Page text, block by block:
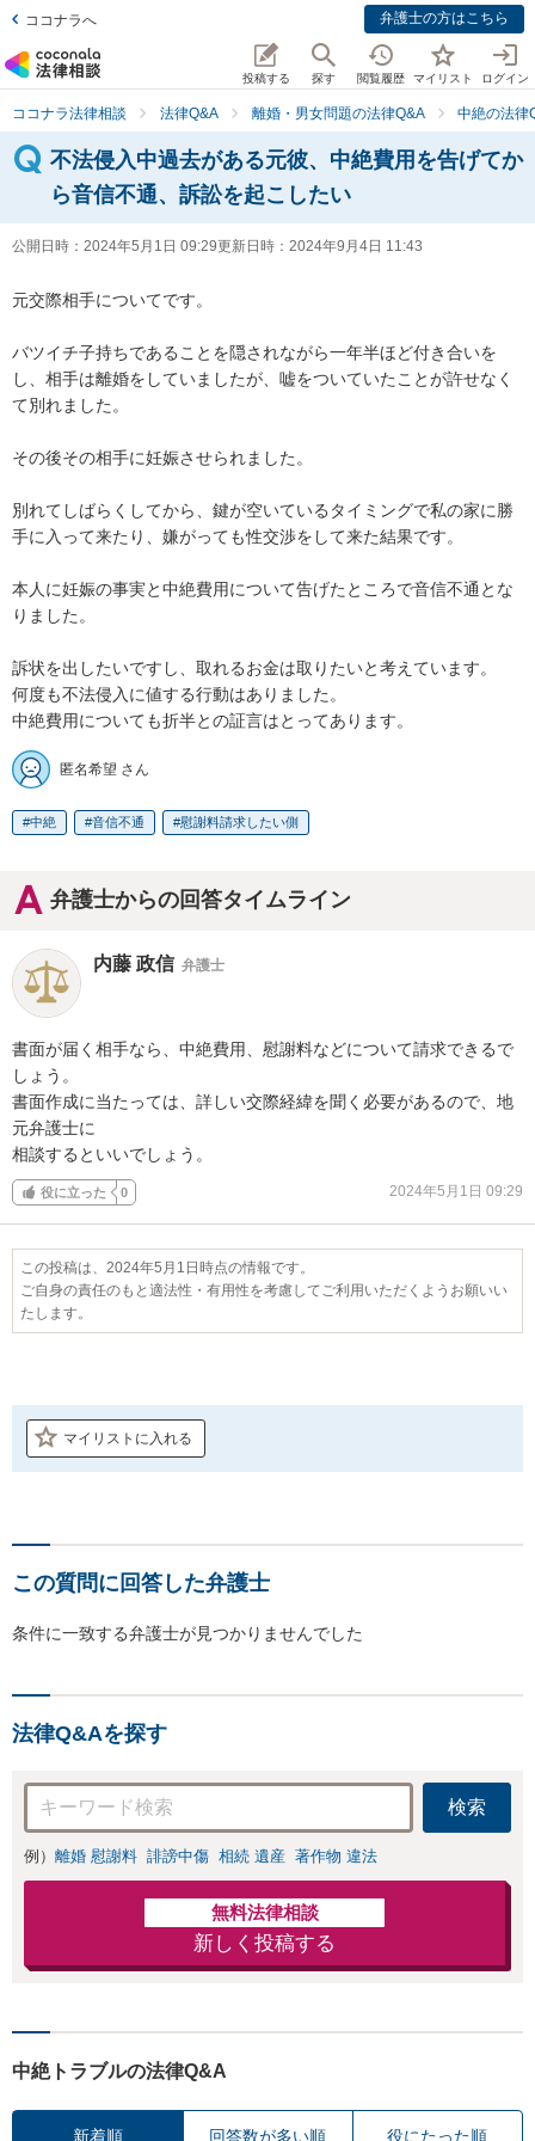
ココナラへ 弁護士の方はこちら
投稿する 探す 閲覧履歴 マイリスト ログイン
ココナラ法律相談 法律Q&A 離婚・男女問題の法律Q&A 中絶の法律
不法侵入中過去がある元彼、中絶費用を告げてか
ら音信不通、訴訟を起こしたい
公開日時： 2024年5月1日 09:29更新日時： 2024年9月4日 11:43
元交際相手についてです。
バツイチ子持ちであることを隠されながら一年半ほど付き合いを
し、相手は離婚をしていましたが、嘘をついていたことが許せなく
て別れました。
その後その相手に妊娠させられました。
別れてしばらくしてから、鍵が空いているタイミングで私の家に勝
手に入って来たり、嫌がっても性交渉をして来た結果です。
本人に妊娠の事実と中絶費用について告げたところで音信不通とな
りました。
訴状を出したいですし、取れるお金は取りたいと考えています。
何度も不法侵入に値する行動はありました。
中絶費用についても折半との証言はとってあります。
匿名希望 さん
中絶 音信不通 慰謝料請求したい側
弁護士からの回答タイムライン
内藤 政信 弁護士
書面が届く相手なら、中絶費用、慰謝料などについて請求できるで
しょう。
書面作成に当たっては、詳しい交際経緯を聞く必要があるので、地
元弁護士に
相談するといいでしょう。
役に立った 0 2024年5月1日 09:29
この投稿は、2024年5月1日時点の情報です。
ご自身の責任のもと適法性・有用性を考慮してご利用いただくようお願いい
たします。
マイリストに入れる
この質問に回答した弁護士
条件に一致する弁護士が見つかりませんでした
法律Q&Aを探す
検索
例） 離婚 慰謝料 誹謗中傷 相続 遺産 著作物 違法
無料法律相談
新しく投稿する
中絶トラブルの法律Q&A
新着順 回答数が多い順 役にたった順